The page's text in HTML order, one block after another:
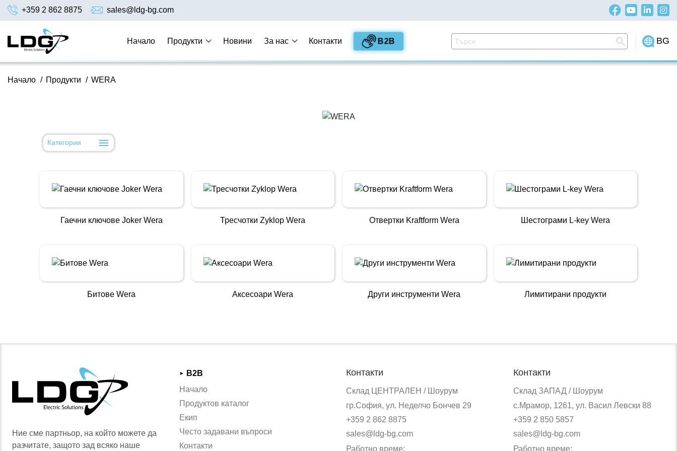
+359 2 862 8875 sales@ldg-bg.com
Начало Продукти Новини За нас Контакти B2B BG
/
Начало /
Продукти WERA
Категории
Гаечни ключове Joker Wera Тресчотки Zyklop Wera Отвертки Kraftform Wera Шестограми L-key Wera
Битове Wera Аксесоари Wera Други инструменти Wera Лимитирани продукти
Ние сме партньор, на който можете да
разчитате, защото зад всяко наше
►
B2B
Начало
Продуктов каталог
Екип
Често задавани въпроси
Контакти
Контакти
Склад ЦЕНТРАЛЕН / Шоурум
гр.София, ул. Неделчо Бончев 29
+359 2 862 8875
sales@ldg-bg.com
Работно време:
Контакти
Склад ЗАПАД / Шоурум
с.Мрамор, 1261, ул. Васил Левски 88
+359 2 850 5857
sales@ldg-bg.com
Работно време: